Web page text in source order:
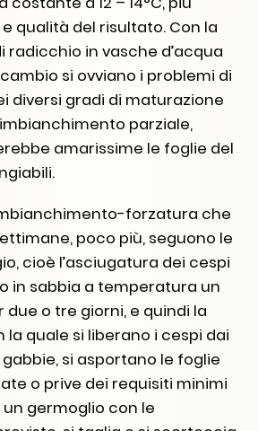
qualità del risultato. Con la
radicchio in vasche d’acqua
si ovviano i problemi di
diversi gradi di maturazione
parziale,
amarissime le foglie del
forzatura che
poco più, seguono le
cioè l’asciugatura dei cespi
in sabbia a temperatura un
due o tre giorni, e quindi la
quale si liberano i cespi dai
si asportano le foglie
o prive dei requisiti minimi
germoglio con le